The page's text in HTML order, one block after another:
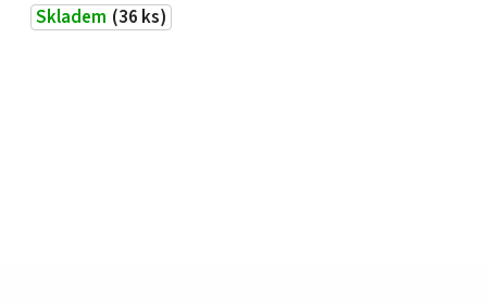
Skladem (36 ks)